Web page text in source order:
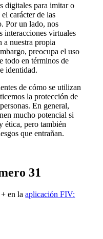
digitales para imitar o
carácter de las
Por un lado, nos
interacciones virtuales
a nuestra propia
preocupa el uso
todo en términos de
identidad.
de cómo se utilizan
la protección de
En general,
mucho potencial si
ética, pero también
que entrañan.
31
+ en laaplicación FIV: